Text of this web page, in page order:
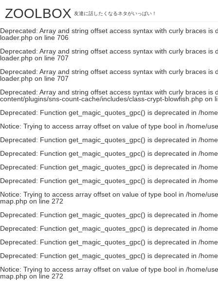
Deprecated: Array and string offset access syntax with curly braces is
loader.phpon line706
Deprecated: Array and string offset access syntax with curly braces is
loader.php on line 706
Deprecated: Array and string offset access syntax with curly braces is
loader.php on line 707
Deprecated: Array and string offset access syntax with curly braces is
loader.php on line 707
Deprecated: Array and string offset access syntax with curly braces is
content/plugins/sns-count-cache/includes/class-crypt-blowfish.php on
Deprecated: Function get_magic_quotes_gpc() is deprecated in /
Notice: Trying to access array offset on value of type bool in /home/
Deprecated: Function get_magic_quotes_gpc() is deprecated in /
Deprecated: Function get_magic_quotes_gpc() is deprecated in /
Deprecated: Function get_magic_quotes_gpc() is deprecated in /
Deprecated: Function get_magic_quotes_gpc() is deprecated in /
Notice: Trying to access array offset on value of type bool in /home/
map.php on line 272
Deprecated: Function get_magic_quotes_gpc() is deprecated in /
Deprecated: Function get_magic_quotes_gpc() is deprecated in /
Deprecated: Function get_magic_quotes_gpc() is deprecated in /
Deprecated: Function get_magic_quotes_gpc() is deprecated in /
Notice: Trying to access array offset on value of type bool in /home/
map.php on line 272
ZOOLBOX 友達に話したくなるネタがいっぱい！